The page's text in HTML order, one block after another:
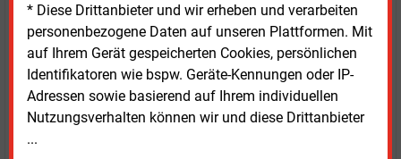
* Diese Drittanbieter und wir erheben und verarbeiten
personenbezogene Daten auf unseren Plattformen. Mit
auf Ihrem Gerät gespeicherten Cookies, persönlichen
Identifikatoren wie bspw. Geräte-Kennungen oder IP-
Adressen sowie basierend auf Ihrem individuellen
Nutzungsverhalten können wir und diese Drittanbieter
...
erhalten Sie sofort diesen redaktionellen Beitrag für
nur €2.98